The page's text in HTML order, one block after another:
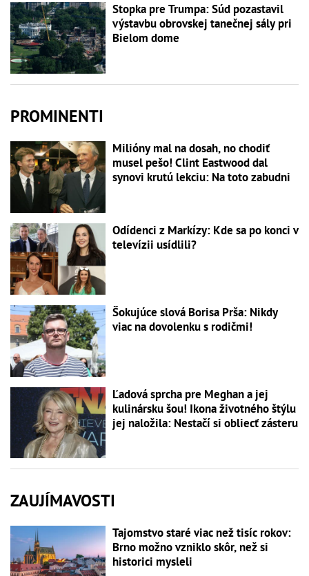
Stopka pre Trumpa: Súd pozastavil
výstavbu obrovskej tanečnej sály pri
Bielom dome
PROMINENTI
Milióny mal na dosah, no chodiť
musel pešo! Clint Eastwood dal
synovi krutú lekciu: Na toto zabudni
Odídenci z Markízy: Kde sa po konci v
televízii usídlili?
Šokujúce slová Borisa Prša: Nikdy
viac na dovolenku s rodičmi!
Ľadová sprcha pre Meghan a jej
kulinársku šou! Ikona životného štýlu
jej naložila: Nestačí si obliecť zásteru
ZAUJÍMAVOSTI
Tajomstvo staré viac než tisíc rokov:
Brno možno vzniklo skôr, než si
historici mysleli